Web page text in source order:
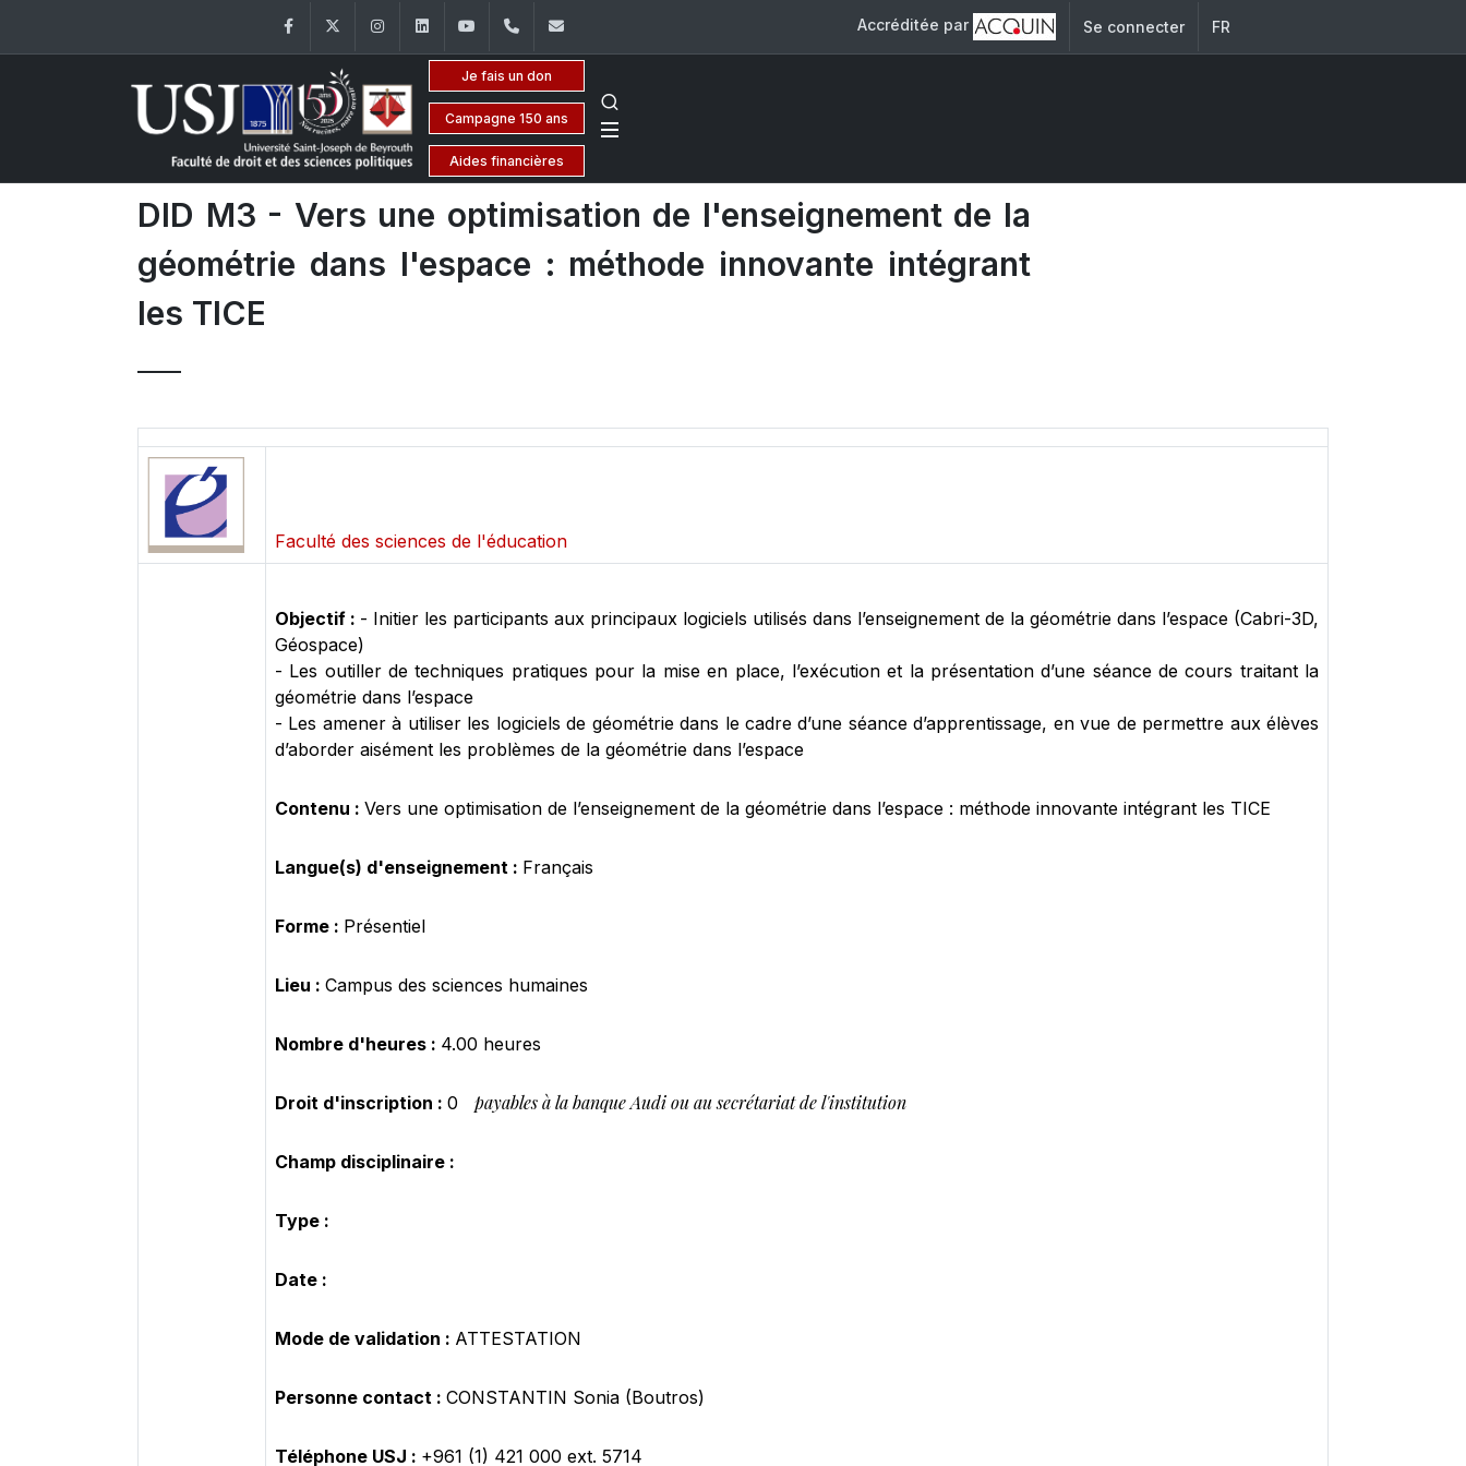
FacebookTwitter InstagramLinkedInYouTube+961 (1) 421 432 Accréditée par Se connecter FR
Je fais un don
Campagne 150 ans
Aides financières
DID M3 - Vers une optimisation de l'enseignement de la
géométrie dans l'espace : méthode innovante intégrant
les TICE
Faculté des sciences de l'éducation
Objectif : - Initier les participants aux principaux logiciels utilisés dans l’enseignement de la géométrie dans l’espace (Cabri-3D,
Géospace)
- Les outiller de techniques pratiques pour la mise en place, l’exécution et la présentation d’une séance de cours traitant la
géométrie dans l’espace
- Les amener à utiliser les logiciels de géométrie dans le cadre d’une séance d’apprentissage, en vue de permettre aux élèves
d’aborder aisément les problèmes de la géométrie dans l’espace
Contenu : Vers une optimisation de l’enseignement de la géométrie dans l’espace : méthode innovante intégrant les TICE
Langue(s) d'enseignement : Français
Forme : Présentiel
Lieu : Campus des sciences humaines
Nombre d'heures : 4.00 heures
Droit d'inscription : 0 payables à la banque Audi ou au secrétariat de l'institution
Champ disciplinaire :
Type :
Date :
Mode de validation : ATTESTATION
Personne contact : CONSTANTIN Sonia (Boutros)
Téléphone USJ : +961 (1) 421 000 ext. 5714